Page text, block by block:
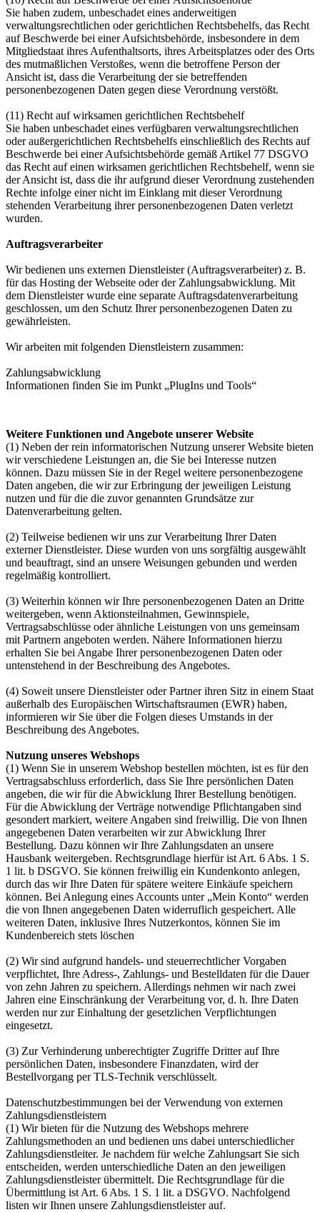
Sie haben zudem, unbeschadet eines anderweitigen
verwaltungsrechtlichen oder gerichtlichen Rechtsbehelfs, das Recht
auf Beschwerde bei einer Aufsichtsbehörde, insbesondere in dem
Mitgliedstaat ihres Aufenthaltsorts, ihres Arbeitsplatzes oder des Orts
des mutmaßlichen Verstoßes, wenn die betroffene Person der
Ansicht ist, dass die Verarbeitung der sie betreffenden
personenbezogenen Daten gegen diese Verordnung verstößt.
(11) Recht auf wirksamen gerichtlichen Rechtsbehelf
Sie haben unbeschadet eines verfügbaren verwaltungsrechtlichen
oder außergerichtlichen Rechtsbehelfs einschließlich des Rechts auf
Beschwerde bei einer Aufsichtsbehörde gemäß Artikel 77 DSGVO
das Recht auf einen wirksamen gerichtlichen Rechtsbehelf, wenn sie
der Ansicht ist, dass die ihr aufgrund dieser Verordnung zustehenden
Rechte infolge einer nicht im Einklang mit dieser Verordnung
stehenden Verarbeitung ihrer personenbezogenen Daten verletzt
wurden.
Auftragsverarbeiter
Wir bedienen uns externen Dienstleister (Auftragsverarbeiter) z. B.
für das Hosting der Webseite oder der Zahlungsabwicklung. Mit
dem Dienstleister wurde eine separate Auftragsdatenverarbeitung
geschlossen, um den Schutz Ihrer personenbezogenen Daten zu
gewährleisten.
Wir arbeiten mit folgenden Dienstleistern zusammen:
Zahlungsabwicklung
Informationen finden Sie im Punkt „PlugIns und Tools“
Weitere Funktionen und Angebote unserer Website
(1) Neben der rein informatorischen Nutzung unserer Website bieten
wir verschiedene Leistungen an, die Sie bei Interesse nutzen
können. Dazu müssen Sie in der Regel weitere personenbezogene
Daten angeben, die wir zur Erbringung der jeweiligen Leistung
nutzen und für die die zuvor genannten Grundsätze zur
Datenverarbeitung gelten.
(2) Teilweise bedienen wir uns zur Verarbeitung Ihrer Daten
externer Dienstleister. Diese wurden von uns sorgfältig ausgewählt
und beauftragt, sind an unsere Weisungen gebunden und werden
regelmäßig kontrolliert.
(3) Weiterhin können wir Ihre personenbezogenen Daten an Dritte
weitergeben, wenn Aktionsteilnahmen, Gewinnspiele,
Vertragsabschlüsse oder ähnliche Leistungen von uns gemeinsam
mit Partnern angeboten werden. Nähere Informationen hierzu
erhalten Sie bei Angabe Ihrer personenbezogenen Daten oder
untenstehend in der Beschreibung des Angebotes.
(4) Soweit unsere Dienstleister oder Partner ihren Sitz in einem Staat
außerhalb des Europäischen Wirtschaftsraumen (EWR) haben,
informieren wir Sie über die Folgen dieses Umstands in der
Beschreibung des Angebotes.
Nutzung unseres Webshops
(1) Wenn Sie in unserem Webshop bestellen möchten, ist es für den
Vertragsabschluss erforderlich, dass Sie Ihre persönlichen Daten
angeben, die wir für die Abwicklung Ihrer Bestellung benötigen.
Für die Abwicklung der Verträge notwendige Pflichtangaben sind
gesondert markiert, weitere Angaben sind freiwillig. Die von Ihnen
angegebenen Daten verarbeiten wir zur Abwicklung Ihrer
Bestellung. Dazu können wir Ihre Zahlungsdaten an unsere
Hausbank weitergeben. Rechtsgrundlage hierfür ist Art. 6 Abs. 1 S.
1 lit. b DSGVO. Sie können freiwillig ein Kundenkonto anlegen,
durch das wir Ihre Daten für spätere weitere Einkäufe speichern
können. Bei Anlegung eines Accounts unter „Mein Konto“ werden
die von Ihnen angegebenen Daten widerruflich gespeichert. Alle
weiteren Daten, inklusive Ihres Nutzerkontos, können Sie im
Kundenbereich stets löschen
(2) Wir sind aufgrund handels- und steuerrechtlicher Vorgaben
verpflichtet, Ihre Adress-, Zahlungs- und Bestelldaten für die Dauer
von zehn Jahren zu speichern. Allerdings nehmen wir nach zwei
Jahren eine Einschränkung der Verarbeitung vor, d. h. Ihre Daten
werden nur zur Einhaltung der gesetzlichen Verpflichtungen
eingesetzt.
(3) Zur Verhinderung unberechtigter Zugriffe Dritter auf Ihre
persönlichen Daten, insbesondere Finanzdaten, wird der
Bestellvorgang per TLS-Technik verschlüsselt.
Datenschutzbestimmungen bei der Verwendung von externen
Zahlungsdienstleistern
(1) Wir bieten für die Nutzung des Webshops mehrere
Zahlungsmethoden an und bedienen uns dabei unterschiedlicher
Zahlungsdienstleiter. Je nachdem für welche Zahlungsart Sie sich
entscheiden, werden unterschiedliche Daten an den jeweiligen
Zahlungsdienstleister übermittelt. Die Rechtsgrundlage für die
Übermittlung ist Art. 6 Abs. 1 S. 1 lit. a DSGVO. Nachfolgend
listen wir Ihnen unsere Zahlungsdienstleister auf.